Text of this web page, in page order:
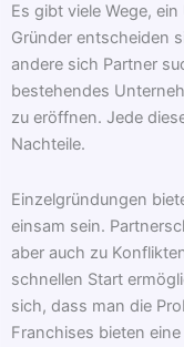
Es gibt viele Wege,
Gründer entscheiden
andere sich Partner
bestehendes
zu eröffnen. Jede
Nachteile.
Einzelgründungen
einsam sein.
aber auch zu
schnellen Start
sich, dass man die
Franchises bieten